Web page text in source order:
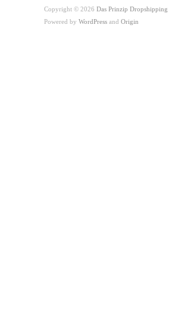
Copyright © 2026 Das Prinzip Dropshipping
Powered by WordPress and Origin